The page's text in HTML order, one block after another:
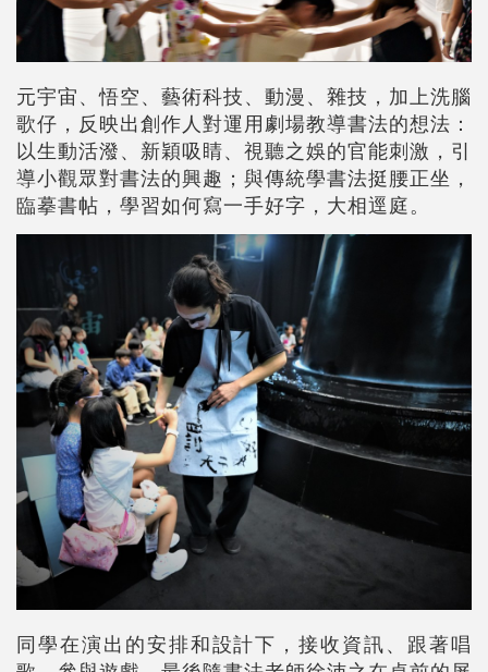
元宇宙、悟空、藝術科技、動漫、雜技，加上洗腦
歌仔，反映出創作人對運用劇場教導書法的想法：
以生動活潑、新穎吸睛、視聽之娛的官能刺激，引
導小觀眾對書法的興趣；與傳統學書法挺腰正坐，
臨摹書帖，學習如何寫一手好字，大相逕庭。
同學在演出的安排和設計下，接收資訊、跟著唱